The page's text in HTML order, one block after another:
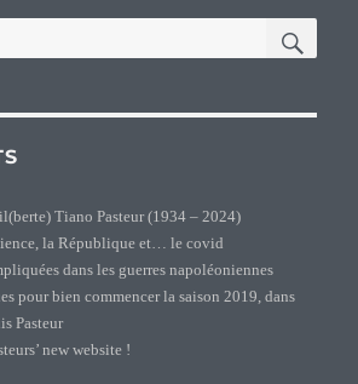
des
Tiano Pasteur (1934 – 2024)
la République et… le covid
dans les guerres napoléoniennes
pour bien commencer la saison 2019, dans
Pasteur
new website !